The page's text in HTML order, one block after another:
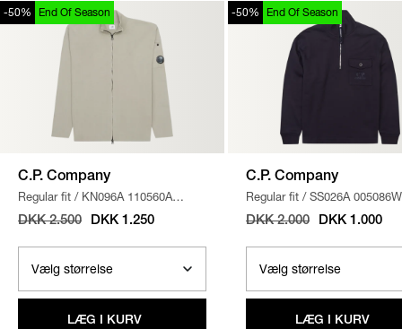
-50% End Of Season
C.P. Company
Regular fit / KN096A 110560A
STRIK / SAND
DKK 2.500 DKK 1.250
LÆG I KURV
-50% End Of Season
C.P. Company
Regular fit / SS026A 005086W
SWEATSHIRT
/ NAVY
DKK 2.000 DKK 1.000
LÆG I KURV